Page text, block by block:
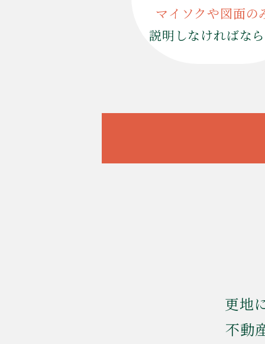
マイソクや図面の
説明しなければな
更地
不動